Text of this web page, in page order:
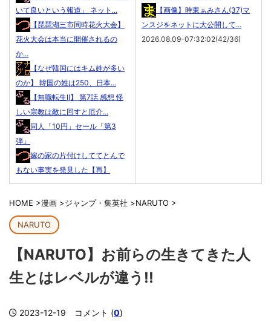
いて良いという報道」 ネット...
【琵琶湖三市同時花火大会】
花火大会は本当に開催されるの
か...
【なぜ韓国にはキム姓が多い
のか】 韓国の姓は250、日本...
【無職転生Ⅱ】 第7話 感想 怪
しい宗教は敵に回すと厄介...
同人「10円」セール「第3
弾」
嫁の家の片付けしててとんで
もない事実を発見した【再】
【画像】時東ぁみさん(37)マ
ンスジをネットに大公開して...
2026.08.09-07:32:02(42/36)
HOME >漫画 >ジャンプ・集英社 >NARUTO >
NARUTO
【NARUTO】お前らの生きてきた人
生とはレベルが違う!!
2023-12-19 コメント (0)